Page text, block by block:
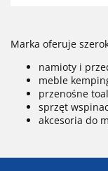
Marka oferuje
namioty i
meble
przenośne
sprzęt
akcesoria do